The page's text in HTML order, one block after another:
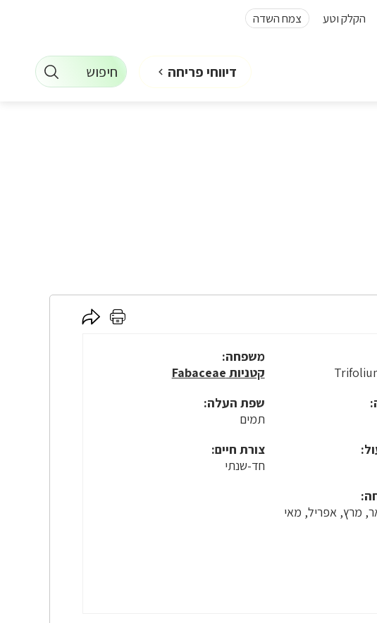
הקלק וטע צמח השדה
דיווחי פריחה חיפוש
לחץ
לחץ
משפחה:
קטניות Fabaceae
שפת העלה:
תמים
צורת חיים:
חד-שנתי
מרץ, אפריל, מאי